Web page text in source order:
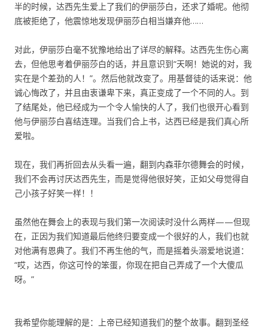
半的时候，达西先生爱上了我们的伊丽莎白，还求了婚呢。他彻
底被拒绝了，他震惊地发现伊丽莎白相当嫌弃他……
对此，伊丽莎白毫不犹豫地给出了详尽的解释。达西先生伤心离
去，但他思考着伊丽莎白的话，并且意识到“天啊！她说的对，我
实在是个差劲的人！”。然后他就改变了。用基督徒的话来说：他
诚心悔改了，并且由衷谦卑下来，真正变成了一个不同的人。到
了结尾处，他已经成为一个令人愉快的人了，我们也很开心看到
他与伊丽莎白喜结连理。当我们合上书，达西已经是我们真心所
爱啦。
现在，我们再折回去从头看一遍，翻到内森菲尔德舞会的时候，
我们不会再讨厌达西先生，而是觉得他很好笑，正如父母觉得自
己小孩子好笑一样！！
虽然他在舞会上的表现与我们第一次阅读时没什么两样——但现
在，正因为我们知道最后他终归要变成一个很好的人，我们也就
对他满有恩典了。我们不再生他的气，而是摇着头溺爱地说道：
“哎，达西，你这可怜的笨蛋，你现在把自己弄成了一个大傻瓜
呀。”
我希望你能理解的是：上帝已经知道我们的整个故事。翻到圣经